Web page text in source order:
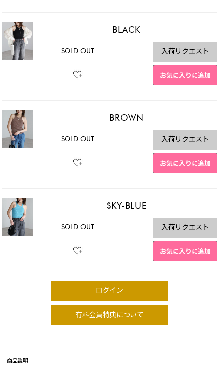
BLACK
SOLD OUT 入荷リクエスト
お気に入りに追加
BROWN
SOLD OUT 入荷リクエスト
お気に入りに追加
SKY-BLUE
SOLD OUT 入荷リクエスト
お気に入りに追加
ログイン
有料会員特典について
商品説明